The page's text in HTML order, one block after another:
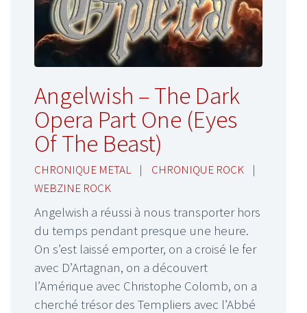
Angelwish – The Dark
Opera Part One (Eyes
Of The Beast)
CHRONIQUE METAL | CHRONIQUE ROCK
|
WEBZINE ROCK
Angelwish a réussi à nous transporter hors
du temps pendant presque une heure.
On s’est laissé emporter, on a croisé le fer
avec D’Artagnan, on a découvert
l’Amérique avec Christophe Colomb, on a
cherché trésor des Templiers avec l’Abbé